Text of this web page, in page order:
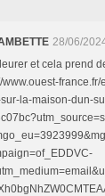
28/06/
et cela prend
www.ouest-
la-maison-dun-